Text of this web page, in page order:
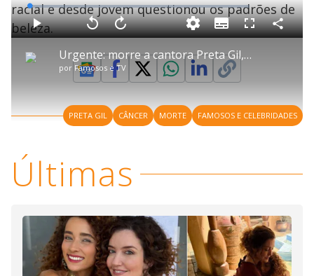
racial e desde jovem questionou os padrões de
beleza.
P
l
a
y
V
Urgente: morre a cantora Preta Gil, aos 50 anos, após longa batalha contra o câncer
por Famosos e TV
P V
l
t
a
r
1
0
g
u
n
d
A
n
ç
a
1
e
g
u
n
o
L
o
a
d
e
:
1
.
S
u
b
i
t
l
e
s
F
l
C
o
a
r
PRETA GIL CÂNCER MORTE FAMOSOS E CELEBRIDADES
Últimas